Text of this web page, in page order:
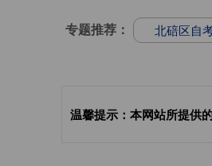
专题推荐： 北碚区自
温馨提示：本网站所提供